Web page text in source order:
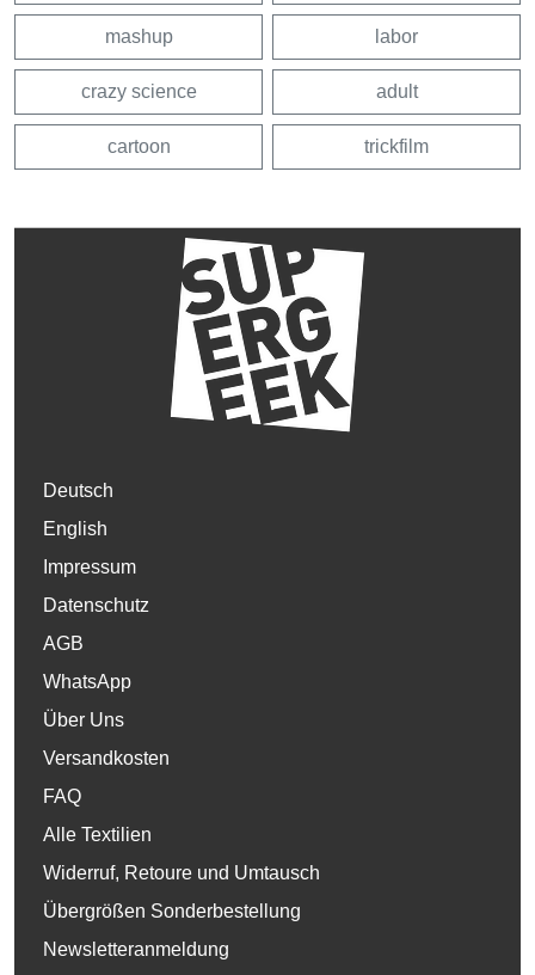
mashup labor
crazy science adult
cartoon trickfilm
Deutsch
English
Impressum
Datenschutz
AGB
WhatsApp
Über Uns
Versandkosten
FAQ
Alle Textilien
Widerruf, Retoure und Umtausch
Übergrößen Sonderbestellung
Newsletteranmeldung